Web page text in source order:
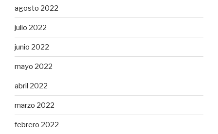
agosto 2022
julio 2022
junio 2022
mayo 2022
abril 2022
marzo 2022
febrero 2022